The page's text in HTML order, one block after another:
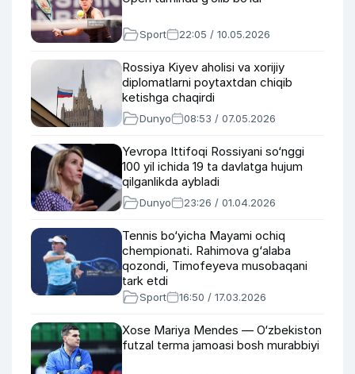
Sport 22:05 / 10.05.2026
Rossiya Kiyev aholisi va xorijiy
diplomatlarni poytaxtdan chiqib
ketishga chaqirdi
Dunyo 08:53 / 07.05.2026
Yevropa Ittifoqi Rossiyani so‘nggi
100 yil ichida 19 ta davlatga hujum
qilganlikda aybladi
Dunyo 23:26 / 01.04.2026
Tennis bo‘yicha Mayami ochiq
chempionati. Rahimova g‘alaba
qozondi, Timofeyeva musobaqani
tark etdi
Sport 16:50 / 17.03.2026
Xose Mariya Mendes — O‘zbekiston
futzal terma jamoasi bosh murabbiyi